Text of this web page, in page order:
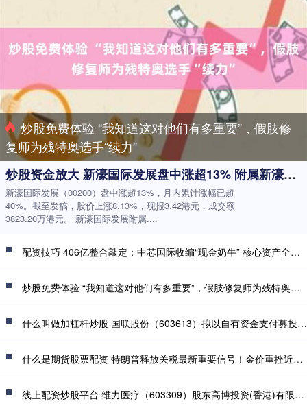
炒股免费体验 “我知道这对他们有多重要”，假肢修
复师为残特奥选手“续力”
炒股资金放大 新濠国际发展盘中涨超13% 附属新濠博亚首季经调整EBITDA同比上升14%
新濠国际发展（00200）盘中涨超13%，月内累计涨幅已超
40%。截至发稿，股价上涨8.13%，现报3.42港元，成交额
3823.20万港元。 新濠国际发展附属....
配资技巧 406亿整合敲定：中芯国际收编“现金奶牛” 核心资产全盘纳入
炒股免费体验 “我知道这对他们有多重要”，假肢修复师为残特奥选手“续力”
什么叫做加杠杆炒股 国联股份（603613）拟以自有资金支付募投项目款项并用募集资金置换
什么是期货股票配资 特朗普释放关税最新重要信号！金价重挫近23美元 接下来如何交易黄金？
线上配资炒股平台 维力医疗（603309）股东高博投资(香港)有限公司质押1600万股，占总股本5.48%